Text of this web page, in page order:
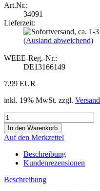
Art.Nr.:
34091
Lieferzeit:
(Ausland abweichend)
WEEE-Reg.-Nr.:
DE13166149
7,99 EUR
inkl. 19% MwSt. zzgl. Versand
Auf den Merkzettel
Beschreibung
Kundenrezensionen
Beschreibung